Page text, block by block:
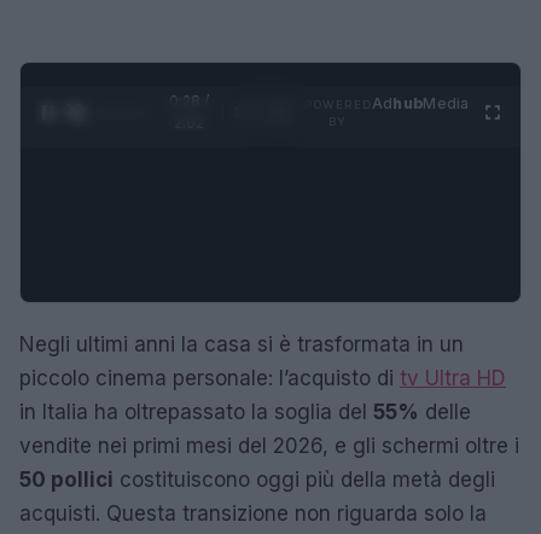
0:29 /
AdhubMedia
Negli ultimi anni la casa si è trasformata in un
piccolo cinema personale: l’acquisto di tv Ultra HD
in Italia ha oltrepassato la soglia del 55% delle
vendite nei primi mesi del 2026, e gli schermi oltre i
50 pollici costituiscono oggi più della metà degli
acquisti. Questa transizione non riguarda solo la